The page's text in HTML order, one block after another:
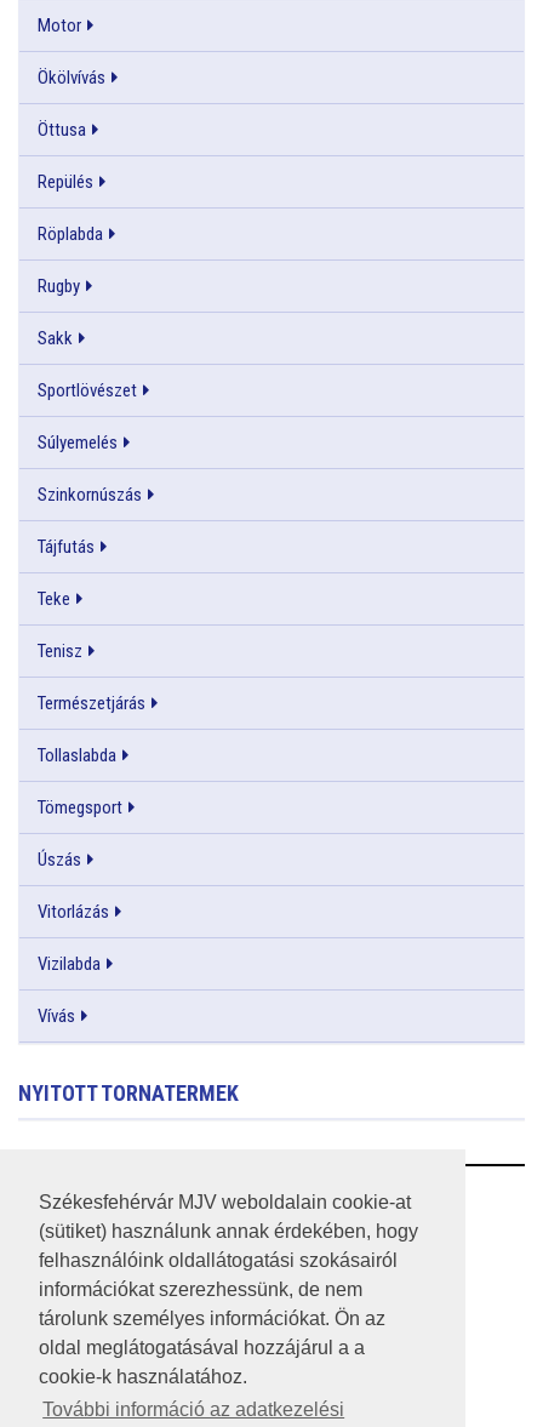
Székesfehérvár MJV weboldalain cookie-at
(sütiket) használunk annak érdekében, hogy
felhasználóink oldallátogatási szokásairól
információkat szerezhessünk, de nem
tárolunk személyes információkat. Ön az
oldal meglátogatásával hozzájárul a a
cookie-k használatához.
További információ az adatkezelési
Motor
Ökölvívás
Öttusa
Repülés
Röplabda
Rugby
Sakk
Sportlövészet
Súlyemelés
Szinkornúszás
Tájfutás
Teke
Tenisz
Természetjárás
Tollaslabda
Tömegsport
Úszás
Vitorlázás
Vizilabda
Vívás
NYITOTT TORNATERMEK
RSS
A HONLAP 2017.03.31-I ÁLLAPOTA
JOGI NYILATKOZAT
IMPRESSZUM